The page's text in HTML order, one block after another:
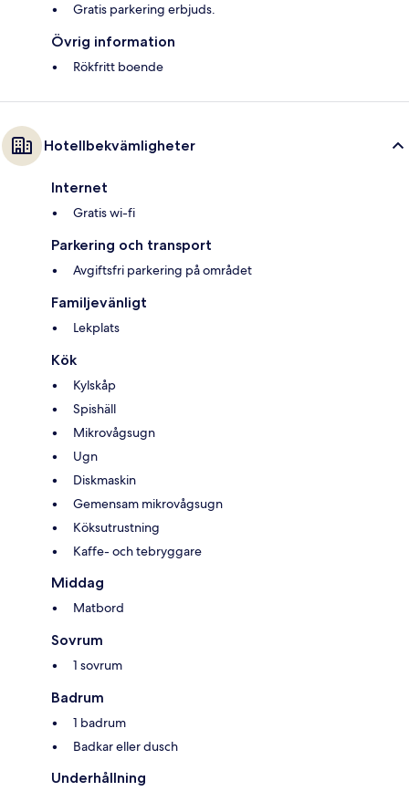
Gratis parkering erbjuds.
Övrig information
Rökfritt boende
Hotellbekvämligheter
Internet
Gratis wi-fi
Parkering och transport
Avgiftsfri parkering på området
Familjevänligt
Lekplats
Kök
Kylskåp
Spishäll
Mikrovågsugn
Ugn
Diskmaskin
Gemensam mikrovågsugn
Köksutrustning
Kaffe- och tebryggare
Middag
Matbord
Sovrum
1 sovrum
Badrum
1 badrum
Badkar eller dusch
Underhållning